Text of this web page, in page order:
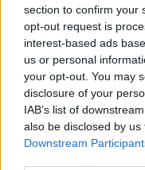
section to confirm your
opt-out request is
interest-based ads
us or personal
your opt-out. You may
disclosure of your
IAB’s list of
also be disclosed by
Downstream